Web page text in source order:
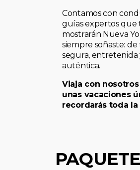
Contamos con
guías expertos que
mostrarán Nueva
siempre soñaste: de
segura, entretenida
auténtica.
Viaja con
unas vacaciones
recordarás toda la